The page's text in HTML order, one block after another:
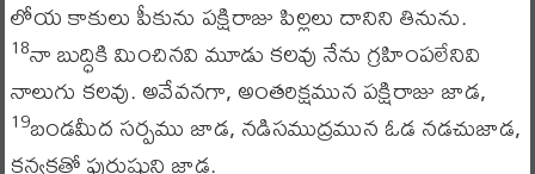
లోయ కాకులు పీకును పక్షిరాజు పిల్లలు దానిని తినును.
18నా బుద్ధికి మించినవి మూడు కలవు నేను గ్రహింపలేనివి
నాలుగు కలవు. అవేవనగా, అంతరిక్షమున పక్షిరాజు జాడ,
19బండమీద సర్పము జాడ, నడిసముద్రమున ఓడ నడచుజాడ,
కన్యకతో పురుషుని జాడ.